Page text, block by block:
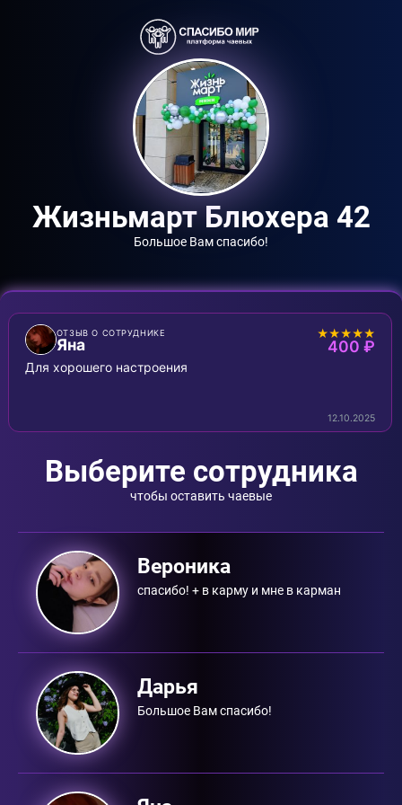
Жизньмарт Блюхера 42
Большое Вам спасибо!
ОТЗЫВ О СОТРУДНИКЕ
Яна
★★★★★
400 ₽
Для хорошего настроения
12.10.2025
Выберите сотрудника
чтобы оставить чаевые
Вероника
спасибо! + в карму и мне в карман
Дарья
Большое Вам спасибо!